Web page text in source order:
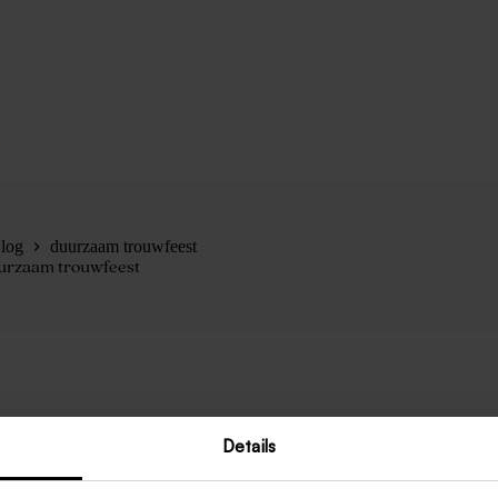
Details
duurzaam trouwfeest
trouwfeest